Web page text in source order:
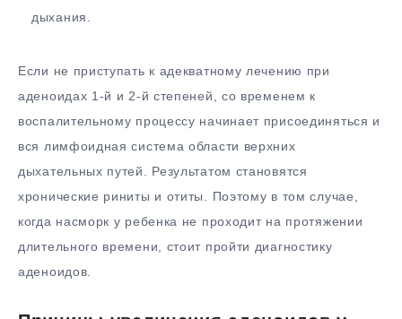
дыхания.
Если не приступать к адекватному лечению при
аденоидах 1-й и 2-й степеней, со временем к
воспалительному процессу начинает присоединяться и
вся лимфоидная система области верхних
дыхательных путей. Результатом становятся
хронические риниты и отиты. Поэтому в том случае,
когда насморк у ребенка не проходит на протяжении
длительного времени, стоит пройти диагностику
аденоидов.